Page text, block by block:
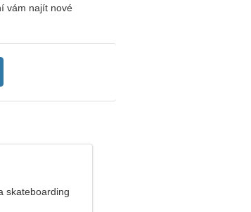
vám najít nové
skateboarding